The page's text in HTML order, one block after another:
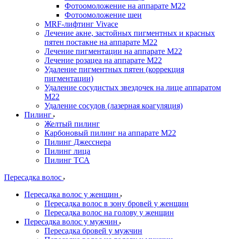
Фотоомоложение на аппарате M22
Фотоомоложение шеи
MRF-лифтинг Vivace
Лечение акне, застойных пигментных и красных
пятен постакне на аппарате М22
Лечение пигментации на аппарате М22
Лечение розацеа на аппарате M22
Удаление пигментных пятен (коррекция
пигментации)
Удаление сосудистых звездочек на лице аппаратом
М22
Удаление сосудов (лазерная коагуляция)
Пилинг
Желтый пилинг
Карбоновый пилинг на аппарате M22
Пилинг Джесснера
Пилинг лица
Пилинг ТСА
Пересадка волос
Пересадка волос у женщин
Пересадка волос в зону бровей у женщин
Пересадка волос на голову у женщин
Пересадка волос у мужчин
Пересадка бровей у мужчин